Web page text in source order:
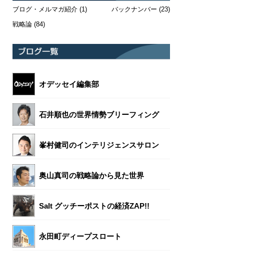
ブログ・メルマガ紹介 (1)
戦略論 (84)
バックナンバー (23)
オデッセイ編集部
石井順也の世界情勢ブリーフィング
峯村健司のインテリジェンスサロン
奥山真司の戦略論から見た世界
Salt グッチーポストの経済ZAP!!
永田町ディープスロート